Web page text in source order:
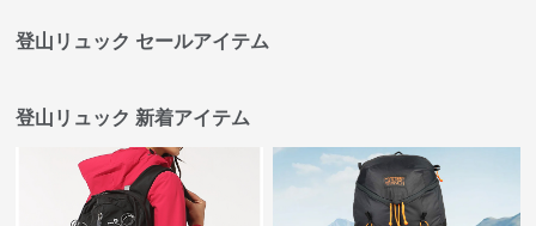
登山リュック セールアイテム
登山リュック 新着アイテム